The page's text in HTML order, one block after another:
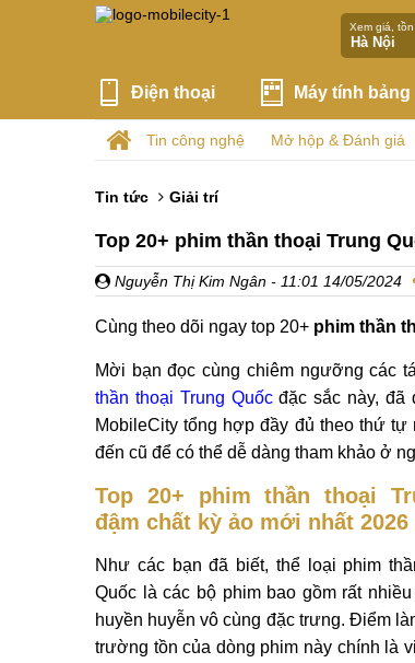
Xem giá,
Điện thoại Máy tính bảng
Tin công nghệ Mở hộp & Đánh giá
Tin tức Giải trí
Top 20+ phim thần thoại Trung
Nguyễn Thị Kim Ngân - 11:01 14/05/2024
Cùng theo dõi ngay top 20+ phim thần
Mời bạn đọc cùng chiêm ngưỡng các
thần thoại Trung Quốcđặc sắc này, đã
MobileCity tổng hợp đầy đủ theo thứ tự
đến cũ để có thể dễ dàng tham khảo ở
Top 20+ phim thần thoại
đậm chất kỳ ảo mới nhất 2026
Như các bạn đã biết, thể loại phim
Quốc là các bộ phim bao gồm rất
huyền huyễn vô cùng đặc trưng. Điểm
trường tồn của dòng phim này chính là